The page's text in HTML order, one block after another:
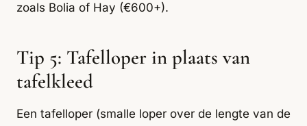
zoals Bolia of Hay (€600+).
Tip 5: Tafelloper in plaats van
tafelkleed
Een tafelloper (smalle loper over de lengte van de